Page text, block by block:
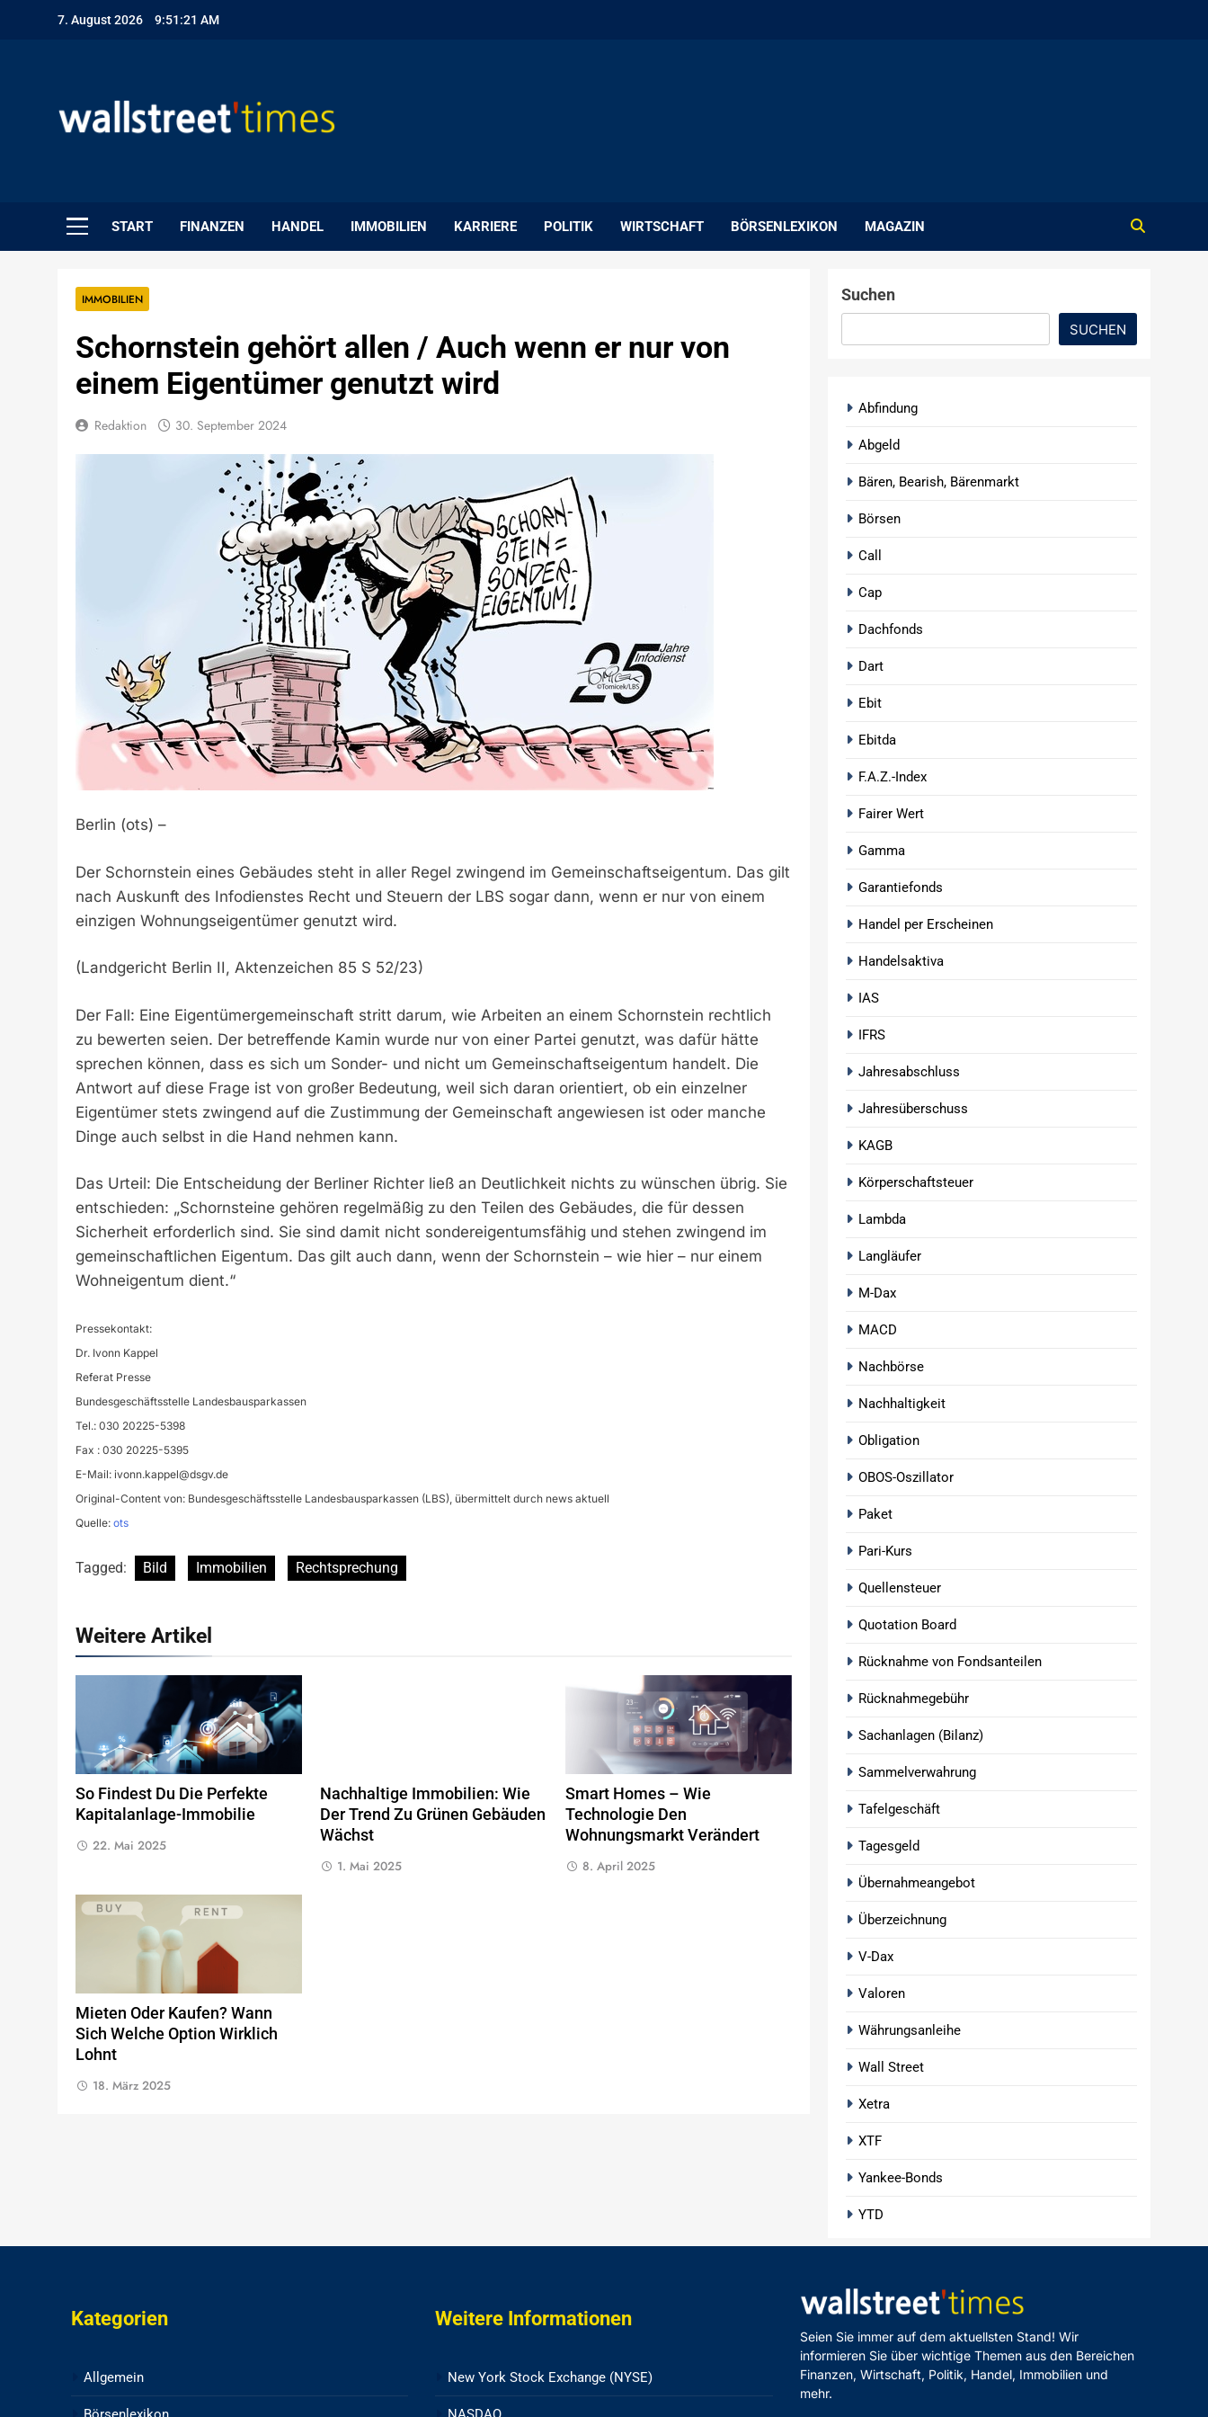
7. August 2026 9:51:22 AM
START FINANZEN HANDEL IMMOBILIEN KARRIERE POLITIK WIRTSCHAFT BÖRSENLEXIKON MAGAZIN
IMMOBILIEN
Schornstein gehört allen / Auch wenn er nur von
einem Eigentümer genutzt wird
Redaktion 30. September 2024
Berlin (ots) –
Der Schornstein eines Gebäudes steht in aller Regel zwingend im Gemeinschaftseigentum. Das gilt
nach Auskunft des Infodienstes Recht und Steuern der LBS sogar dann, wenn er nur von einem
einzigen Wohnungseigentümer genutzt wird.
(Landgericht Berlin II, Aktenzeichen 85 S 52/23)
Der Fall: Eine Eigentümergemeinschaft stritt darum, wie Arbeiten an einem Schornstein rechtlich
zu bewerten seien. Der betreffende Kamin wurde nur von einer Partei genutzt, was dafür hätte
sprechen können, dass es sich um Sonder- und nicht um Gemeinschaftseigentum handelt. Die
Antwort auf diese Frage ist von großer Bedeutung, weil sich daran orientiert, ob ein einzelner
Eigentümer stets zwingend auf die Zustimmung der Gemeinschaft angewiesen ist oder manche
Dinge auch selbst in die Hand nehmen kann.
Das Urteil: Die Entscheidung der Berliner Richter ließ an Deutlichkeit nichts zu wünschen übrig. Sie
entschieden: „Schornsteine gehören regelmäßig zu den Teilen des Gebäudes, die für dessen
Sicherheit erforderlich sind. Sie sind damit nicht sondereigentumsfähig und stehen zwingend im
gemeinschaftlichen Eigentum. Das gilt auch dann, wenn der Schornstein – wie hier – nur einem
Wohneigentum dient.“
Pressekontakt:
Dr. Ivonn Kappel
Referat Presse
Bundesgeschäftsstelle Landesbausparkassen
Tel.: 030 20225-5398
Fax : 030 20225-5395
E-Mail: ivonn.kappel@dsgv.de
Original-Content von: Bundesgeschäftsstelle Landesbausparkassen (LBS), übermittelt durch news aktuell
Quelle: ots
Tagged: Bild Immobilien Rechtsprechung
Weitere Artikel
So Findest Du Die Perfekte
Kapitalanlage-Immobilie
22. Mai 2025
Nachhaltige Immobilien: Wie
Der Trend Zu Grünen Gebäuden
Wächst
1. Mai 2025
Smart Homes – Wie
Technologie Den
Wohnungsmarkt Verändert
8. April 2025
Mieten Oder Kaufen? Wann
Sich Welche Option Wirklich
Lohnt
18. März 2025
Suchen
SUCHEN
Abfindung
Abgeld
Bären, Bearish, Bärenmarkt
Börsen
Call
Cap
Dachfonds
Dart
Ebit
Ebitda
F.A.Z.-Index
Fairer Wert
Gamma
Garantiefonds
Handel per Erscheinen
Handelsaktiva
IAS
IFRS
Jahresabschluss
Jahresüberschuss
KAGB
Körperschaftsteuer
Lambda
Langläufer
M-Dax
MACD
Nachbörse
Nachhaltigkeit
Obligation
OBOS-Oszillator
Paket
Pari-Kurs
Quellensteuer
Quotation Board
Rücknahme von Fondsanteilen
Rücknahmegebühr
Sachanlagen (Bilanz)
Sammelverwahrung
Tafelgeschäft
Tagesgeld
Übernahmeangebot
Überzeichnung
V-Dax
Valoren
Währungsanleihe
Wall Street
Xetra
XTF
Yankee-Bonds
YTD
Kategorien
Allgemein
Weitere Informationen
New York Stock Exchange (NYSE)
Seien Sie immer auf dem aktuellsten Stand! Wir
informieren Sie über wichtige Themen aus den Bereichen
Finanzen, Wirtschaft, Politik, Handel, Immobilien und
mehr.